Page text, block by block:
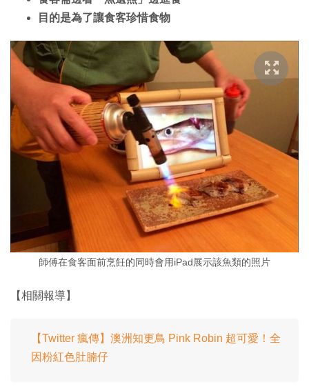
目的是為了讓食客珍惜食物
師傅在食客面前烹飪的同時會用iPad展示該魚類的照片
【相關報導】
【Twitter 瘋傳】澳洲知更鳥 Pink Robin 超可愛！全
因粉紅色肚腩仔